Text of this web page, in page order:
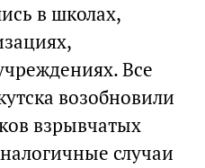
в школах,
Все
возобновили
взрывчатых
случаи